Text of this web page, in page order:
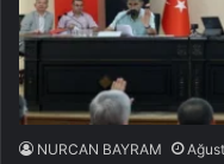
NURCAN BAYRAM